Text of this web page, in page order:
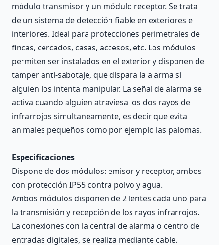
módulo transmisor y un módulo receptor. Se trata
de un sistema de detección fiable en exteriores e
interiores. Ideal para protecciones perimetrales de
fincas, cercados, casas, accesos, etc. Los módulos
permiten ser instalados en el exterior y disponen de
tamper anti-sabotaje, que dispara la alarma si
alguien los intenta manipular. La señal de alarma se
activa cuando alguien atraviesa los dos rayos de
infrarrojos simultaneamente, es decir que evita
animales pequeños como por ejemplo las palomas.
Especificaciones
Dispone de dos módulos: emisor y receptor, ambos
con protección IP55 contra polvo y agua.
Ambos módulos disponen de 2 lentes cada uno para
la transmisión y recepción de los rayos infrarrojos.
La conexiones con la central de alarma o centro de
entradas digitales, se realiza mediante cable.